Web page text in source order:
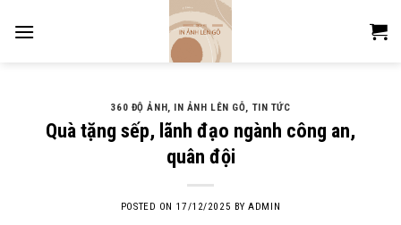
360 ĐỘ ẢNH, IN ẢNH LÊN GỖ, TIN TỨC
Quà tặng sếp, lãnh đạo ngành công an,
quân đội
POSTED ON 17/12/2025 BYADMIN